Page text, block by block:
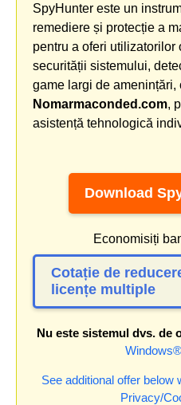
SpyHunter este un
remediere și protecție a
pentru a oferi utilizatorilor
securității sistemului,
game largi de amenințări,
Nomarmaconded.com,
asistență tehnologică
Download
Economisiți
Cotație de
licențe multiple
Nu este sistemul dvs. de
Windows®
See additional offer below
Privacy/